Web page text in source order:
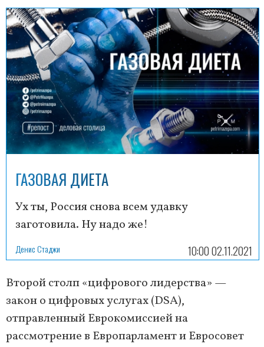
ГАЗОВАЯ ДИЕТА
Ух ты, Россия снова всем удавку
заготовила. Ну надо же!
Денис Стаджи 10:00 02.11.2021
Второй столп «цифрового лидерства» —
закон о цифровых услугах (DSA),
отправленный Еврокомиссией на
рассмотрение в Европарламент и Евросовет